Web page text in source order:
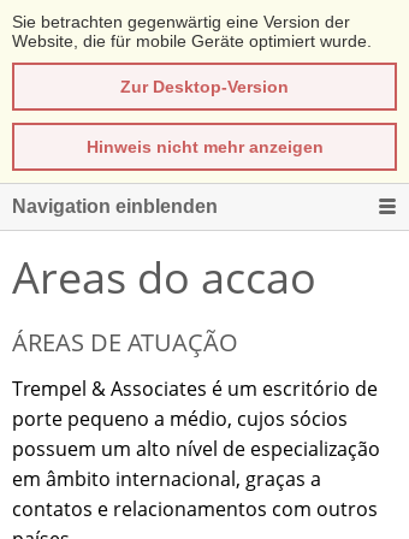
Sie betrachten gegenwärtig eine Version der
Website, die für mobile Geräte optimiert wurde.
Zur Desktop-Version
Hinweis nicht mehr anzeigen
Navigation einblenden
Areas do accao
ÁREAS DE ATUAÇÃO
Trempel & Associates é um escritório de
porte pequeno a médio, cujos sócios
possuem um alto nível de especialização
em âmbito internacional, graças a
contatos e relacionamentos com outros